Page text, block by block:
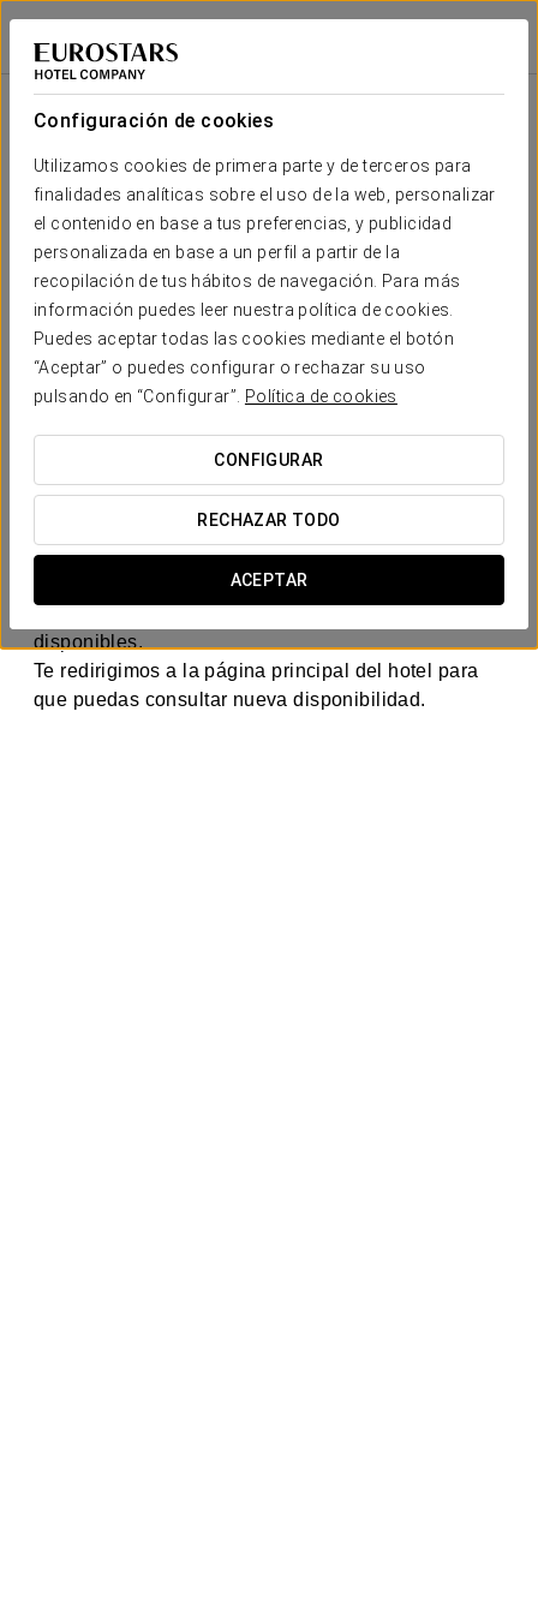
Configuración de cookies
Utilizamos cookies de primera parte y de terceros para
finalidades analíticas sobre el uso de la web, personalizar
el contenido en base a tus preferencias, y publicidad
personalizada en base a un perfil a partir de la
recopilación de tus hábitos de navegación. Para más
información puedes leer nuestra política de cookies.
Puedes aceptar todas las cookies mediante el botón
“Aceptar” o puedes configurar o rechazar su uso
pulsando en “Configurar”.
Política de cookies
CONFIGURAR
RECHAZAR TODO
ACEPTAR
Exe Las Palmas
LAS PALMAS DE GRAN CANARIA
Tu boda en
SOLICITAR PRESUPUESTO
Asamblea Regional 2025 Testigos de
¡Evento finalizado!
disponibles.
Te redirigimos a la página principal del hotel para
que puedas consultar nueva disponibilidad.